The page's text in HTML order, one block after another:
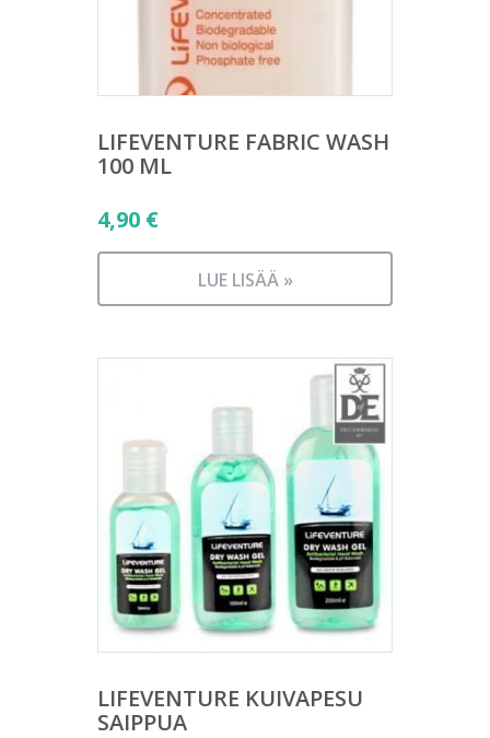
LIFEVENTURE FABRIC WASH
100 ML
4,90 €
LUE LISÄÄ »
LIFEVENTURE KUIVAPESU
SAIPPUA